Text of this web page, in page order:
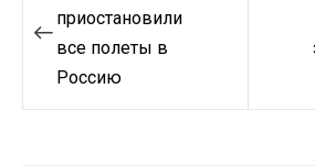
по
записям
приостановили
все полеты в
Россию